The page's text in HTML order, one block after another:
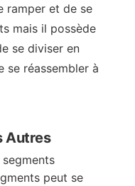
ramper et de se
mais il possède
se diviser en
se réassembler à
Autres
peut se